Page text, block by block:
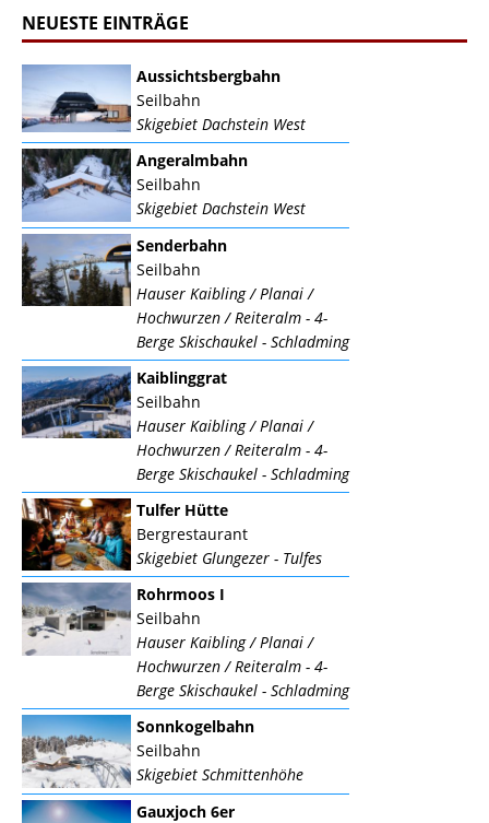
NEUESTE EINTRÄGE
Aussichtsbergbahn
Seilbahn
Skigebiet Dachstein West
Angeralmbahn
Seilbahn
Skigebiet Dachstein West
Senderbahn
Seilbahn
Hauser Kaibling / Planai /
Hochwurzen / Reiteralm - 4-
Berge Skischaukel - Schladming
Kaiblinggrat
Seilbahn
Hauser Kaibling / Planai /
Hochwurzen / Reiteralm - 4-
Berge Skischaukel - Schladming
Tulfer Hütte
Bergrestaurant
Skigebiet Glungezer - Tulfes
Rohrmoos I
Seilbahn
Hauser Kaibling / Planai /
Hochwurzen / Reiteralm - 4-
Berge Skischaukel - Schladming
Sonnkogelbahn
Seilbahn
Skigebiet Schmittenhöhe
Gauxjoch 6er